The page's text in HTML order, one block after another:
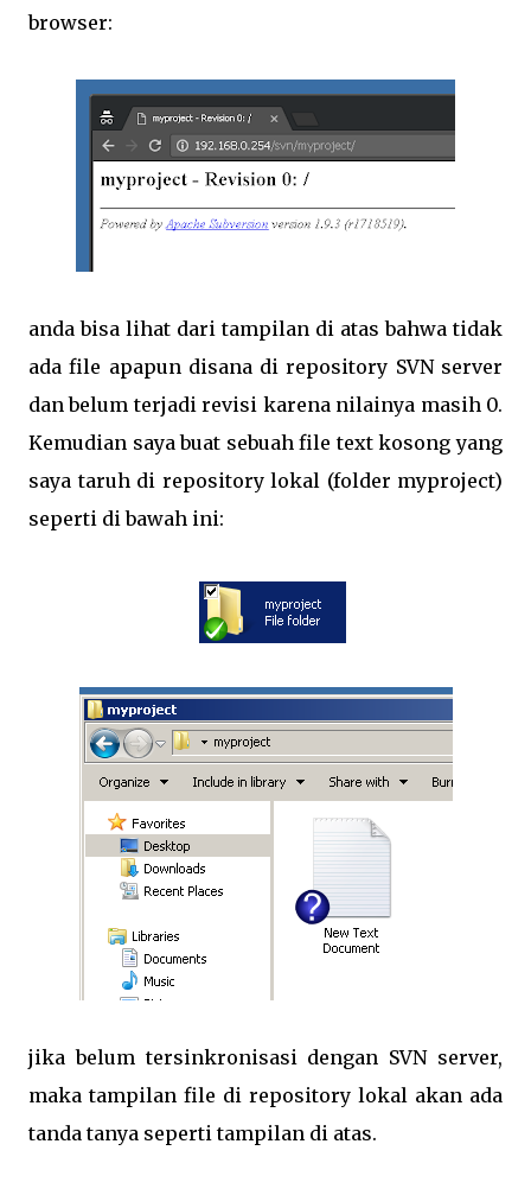
browser:
anda bisa lihat dari tampilan di atas bahwa tidak
ada file apapun disana di repository SVN server
dan belum terjadi revisi karena nilainya masih 0.
Kemudian saya buat sebuah file text kosong yang
saya taruh di repository lokal (folder myproject)
seperti di bawah ini:
jika belum tersinkronisasi dengan SVN server,
maka tampilan file di repository lokal akan ada
tanda tanya seperti tampilan di atas.